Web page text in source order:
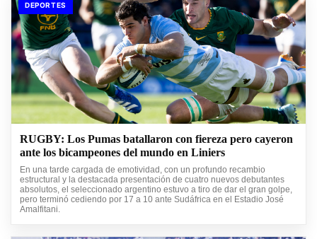
DEPORTES
RUGBY: Los Pumas batallaron con fiereza pero cayeron
ante los bicampeones del mundo en Liniers
En una tarde cargada de emotividad, con un profundo recambio
estructural y la destacada presentación de cuatro nuevos debutantes
absolutos, el seleccionado argentino estuvo a tiro de dar el gran golpe,
pero terminó cediendo por 17 a 10 ante Sudáfrica en el Estadio José
Amalfitani.